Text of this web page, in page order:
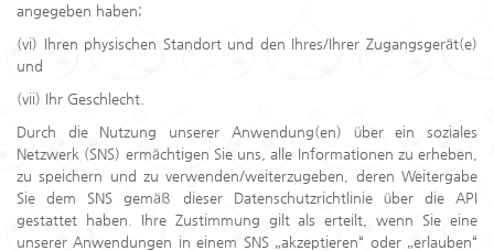
angegeben haben;
(vi) Ihren physischen Standort und den Ihres/Ihrer Zugangsgerät(e)
und
(vii) Ihr Geschlecht.
Durch die Nutzung unserer Anwendung(en) über ein soziales
Netzwerk (SNS) ermächtigen Sie uns, alle Informationen zu erheben,
zu speichern und zu verwenden/weiterzugeben, deren Weitergabe
Sie dem SNS gemäß dieser Datenschutzrichtlinie über die API
gestattet haben. Ihre Zustimmung gilt als erteilt, wenn Sie eine
unserer Anwendungen in einem SNS „akzeptieren“ oder „erlauben“